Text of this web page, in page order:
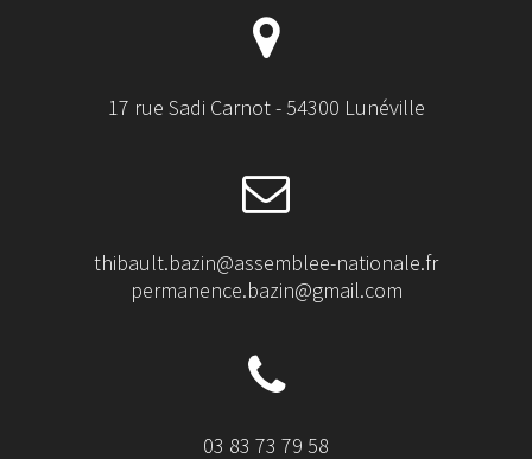
17 rue Sadi Carnot - 54300 Lunéville
thibault.bazin@assemblee-nationale.fr
permanence.bazin@gmail.com
03 83 73 79 58